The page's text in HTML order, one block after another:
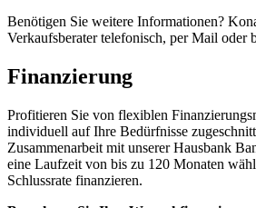
Benötigen Sie weitere Informationen?
Verkaufsberater telefonisch, per Mail oder
Finanzierung
Profitieren Sie von flexiblen
individuell auf Ihre Bedürfnisse
Zusammenarbeit mit unserer Hausbank
eine Laufzeit von bis zu 120 Monaten
Schlussrate finanzieren.